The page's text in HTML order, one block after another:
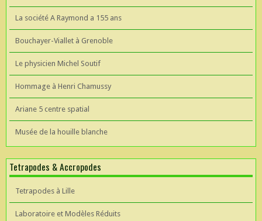
La société A Raymond a 155 ans
Bouchayer-Viallet à Grenoble
Le physicien Michel Soutif
Hommage à Henri Chamussy
Ariane 5 centre spatial
Musée de la houille blanche
Tetrapodes & Accropodes
Tetrapodes à Lille
Laboratoire et Modèles Réduits